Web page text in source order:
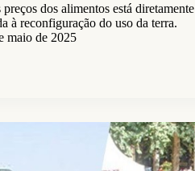
preços dos alimentos está diretamente
à reconfiguração do uso da terra.
maio de 2025